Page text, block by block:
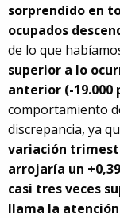
sorprendido en
ocupados
de lo que
superior a lo
anterior (-19.000
comportamiento
discrepancia, ya
variación
arrojaría un
casi tres veces
llama la